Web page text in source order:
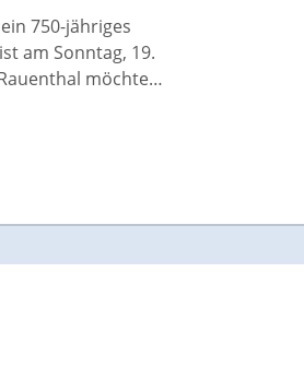
750-jähriges
am Sonntag, 19.
möchte…